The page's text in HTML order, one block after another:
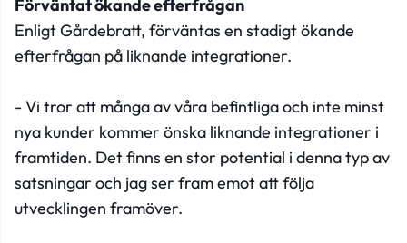
Förväntat ökande efterfrågan
Enligt Gårdebratt, förväntas en stadigt ökande
efterfrågan på liknande integrationer.
- Vi tror att många av våra befintliga och inte minst
nya kunder kommer önska liknande integrationer i
framtiden. Det finns en stor potential i denna typ av
satsningar och jag ser fram emot att följa
utvecklingen framöver.